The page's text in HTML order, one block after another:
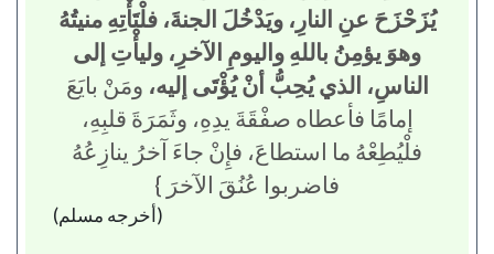
يُزَحْزَحَ عنِ النارِ، ويَدْخُلَ الجنةَ، فلْتَأْتِهِ منيتُهُ
وهوَ يؤمِنُ باللهِ واليومِ الآخرِ، وليأْتِ إلى
الناسِ، الذي يُحِبُّ أنْ يُؤْتَى إليه، ومَنْ بايَعَ
إمامًا فأعطاه صفْقَةَ يدِهِ، وثَمَرَةَ قلبِهِ،
فلْيُطِعْهُ ما استطاعَ، فإِنْ جاءَ آخرُ ينازِعُهُ
فاضربوا عُنُقَ الآخرَ }
(أخرجه مسلم)